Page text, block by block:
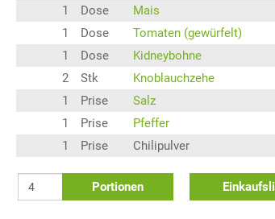
1
Dose
Mais
1
Dose
Tomaten (gewürfelt)
1
Dose
Kidneybohne
2
Stk
Knoblauchzehe
1
Prise
Salz
1
Prise
Pfeffer
1
Prise Chilipulver
Portionen